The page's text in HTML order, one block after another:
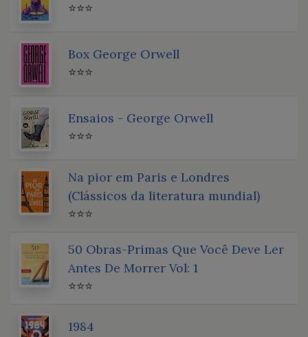
⭐⭐⭐
Box George Orwell
⭐⭐⭐
Ensaios - George Orwell
⭐⭐⭐
Na pior em Paris e Londres
(Clássicos da literatura mundial)
⭐⭐⭐
50 Obras-Primas Que Você Deve Ler
Antes De Morrer Vol: 1
⭐⭐⭐
1984